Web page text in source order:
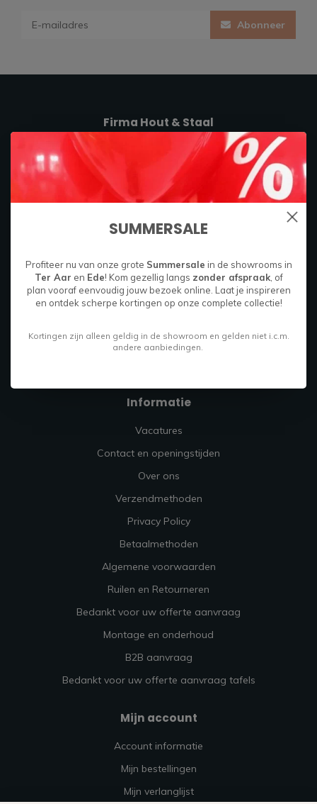
Abonneer
Firma Hout & Staal
Boylestraat 26C
6718 XM
info@firmahoutenstaal.nl
Informatie
Vacatures
Contact en openingstijden
Over ons
Verzendmethoden
Privacy Policy
Betaalmethoden
Algemene voorwaarden
Ruilen en Retourneren
Bedankt voor uw offerte aanvraag
Montage en onderhoud
B2B aanvraag
Bedankt voor uw offerte aanvraag tafels
Mijn account
Account informatie
Mijn bestellingen
Mijn verlanglijst
SUMMERSALE
Profiteer nu van onze grote Summersale in de showrooms in
Ter Aar en Ede! Kom gezellig langs zonder afspraak, of
plan vooraf eenvoudig jouw bezoek online. Laat je inspireren
en ontdek scherpe kortingen op onze complete collectie!
Kortingen zijn alleen geldig in de showroom en gelden niet i.c.m.
andere aanbiedingen.